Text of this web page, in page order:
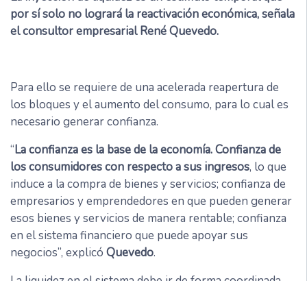
por sí solo no logrará la reactivación económica, señala
el consultor empresarial René Quevedo.
Para ello se requiere de una acelerada reapertura de
los bloques y el aumento del consumo, para lo cual es
necesario generar confianza.
“La confianza es la base de la economía. Confianza de
los consumidores con respecto a sus ingresos, lo que
induce a la compra de bienes y servicios; confianza de
empresarios y emprendedores en que pueden generar
esos bienes y servicios de manera rentable; confianza
en el sistema financiero que puede apoyar sus
negocios”, explicó Quevedo.